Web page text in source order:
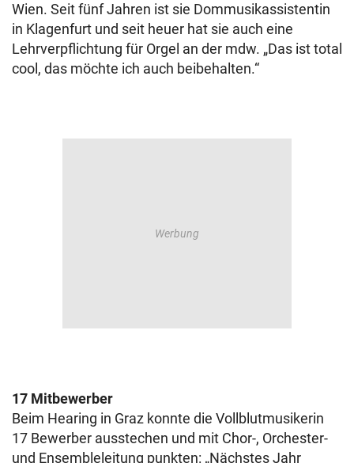
Wien. Seit fünf Jahren ist sie Dommusikassistentin
in Klagenfurt und seit heuer hat sie auch eine
Lehrverpflichtung für Orgel an der mdw. „Das ist total
cool, das möchte ich auch beibehalten.“
17 Mitbewerber
Beim Hearing in Graz konnte die Vollblutmusikerin
17 Bewerber ausstechen und mit Chor-, Orchester-
und Ensembleleitung punkten: „Nächstes Jahr